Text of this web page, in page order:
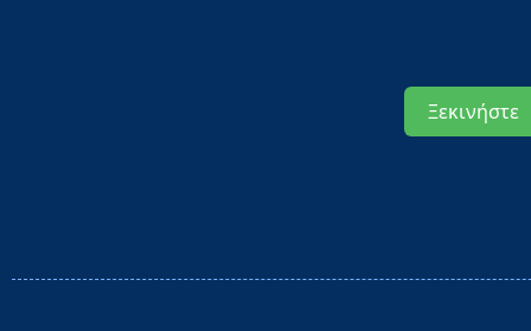
Ξεκινήστε